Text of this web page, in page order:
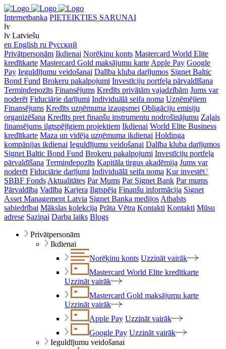
Internetbanka PIETEIKTIES SARUNAI
lv
lv Latviešu
en English ru Русский
Privātpersonām Ikdienai Norēķinu konts Mastercard World Elite
kredītkarte Mastercard Gold maksājumu karte Apple Pay Google
Pay Ieguldījumu veidošanai Dalība kluba darījumos Signet Baltic
Bond Fund Brokeru pakalpojumi Investīciju portfeļa pārvaldīšana
Termiņdepozīts Finansējums Kredīts privātām vajadzībām Jums var
noderēt Fiduciārie darījumi Individuālā seifa noma Uzņēmējiem
Finansējums Kredīts uzņēmuma izaugsmei Obligāciju emisiju
organizēšana Kredīts pret finanšu instrumentu nodrošinājumu Zaļais
finansējums ilgtspējīgiem projektiem Ikdienai World Elite Business
kredītkarte Maza un vidēja uzņēmuma ikdienai Holdinga
kompānijas ikdienai Ieguldījumu veidošanai Dalība kluba darījumos
Signet Baltic Bond Fund Brokeru pakalpojumi Investīciju portfeļa
pārvaldīšana Termiņdepozīts Kapitāla tirgus akadēmija Jums var
noderēt Fiduciārie darījumi Individuālā seifa noma Kur investēt?
SBBF Fonds Aktualitātes Par Mums Par Signet Bank Par mums
Pārvaldība Vadība Karjera Ilgtspēja Finanšu informācija Signet
Asset Management Latvia Signet Banka medijos Atbalsts
sabiedrībai Mākslas kolekcija Prāta Vētra Kontakti Kontakti Mūsu
adrese Saziņai Darba laiks Blogs
Privātpersonām
Ikdienai
Norēķinu konts Uzzināt vairāk
Mastercard World Elite kredītkarte
Uzzināt vairāk
Mastercard Gold maksājumu karte
Uzzināt vairāk
Apple Pay Uzzināt vairāk
Google Pay Uzzināt vairāk
Ieguldījumu veidošanai